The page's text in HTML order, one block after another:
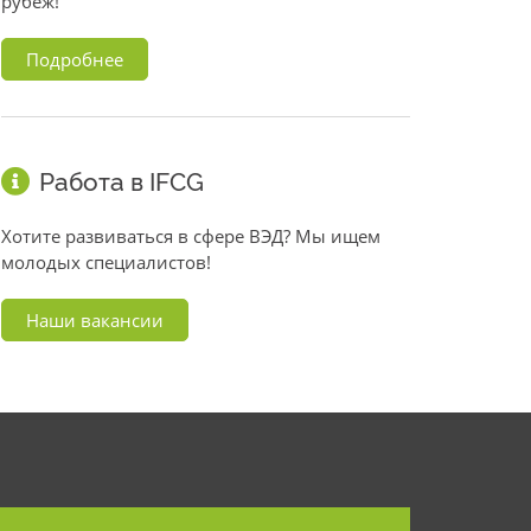
Подробнее
Работа в IFCG
Хотите развиваться в сфере ВЭД? Мы ищем
молодых специалистов!
Наши вакансии